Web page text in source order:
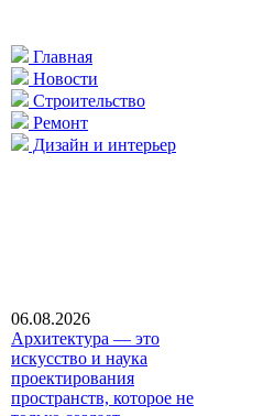
Главная
Новости
Строительство
Ремонт
Дизайн и интерьер
06.08.2026
Архитектура — это
искусство и наука
проектирования
пространств, которое не